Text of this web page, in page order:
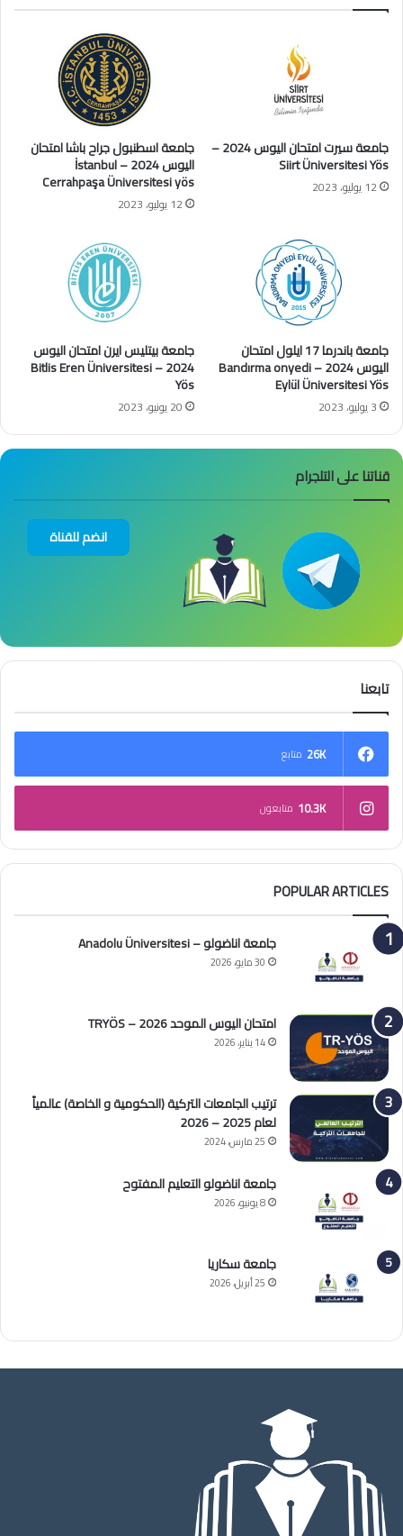
جامعة سيرت امتحان اليوس 2024 –
Siirt Üniversitesi Yös
12 يوليو، 2023
جامعة اسطنبول جراح باشا امتحان
اليوس 2024 – İstanbul
Cerrahpaşa Üniversitesi yös
12 يوليو، 2023
جامعة باندرما 17 ايلول امتحان
اليوس 2024 – Bandırma onyedi
Eylül Üniversitesi Yös
3 يوليو، 2023
جامعة بيتليس ايرن امتحان اليوس
2024 – Bitlis Eren Üniversitesi
Yös
20 يونيو، 2023
قناتنا على التلجرام
انضم للقناة
تابعنا
26K متابع
10.3K متابعون
POPULAR ARTICLES
جامعة اناضولو – Anadolu Üniversitesi
30 مايو، 2026
امتحان اليوس الموحد 2026 – TRYÖS
14 يناير، 2026
ترتيب الجامعات التركية (الحكومية و الخاصة) عالمياً
لعام 2025 – 2026
25 مارس، 2024
جامعة اناضولو التعليم المفتوح
8 يونيو، 2026
جامعة سكاريا
25 أبريل، 2026